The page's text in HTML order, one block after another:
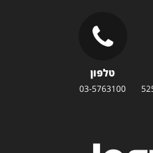
טלפון
03-5763100